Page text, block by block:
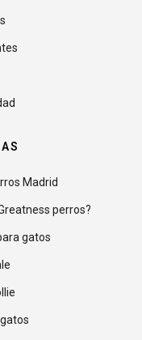
Madrid
perros?
gatos